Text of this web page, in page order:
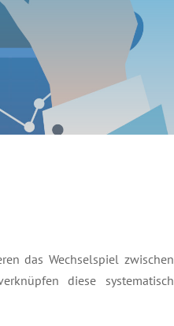
das Wechselspiel zwischen
diese systematisch